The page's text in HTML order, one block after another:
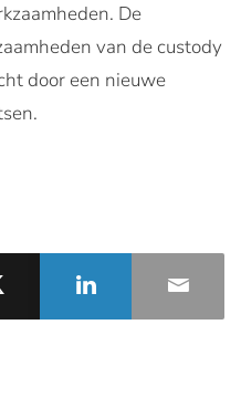
De
van de custody
door een nieuwe